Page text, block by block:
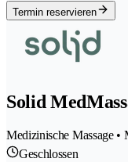
Termin reservieren
Solid
Medizinische Massage •
Geschlossen